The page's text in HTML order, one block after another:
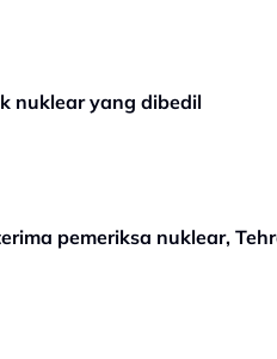
nuklear yang dibedil
pemeriksa nuklear,